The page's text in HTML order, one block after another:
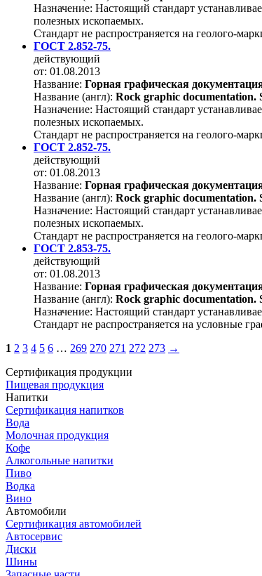
Назначение: Настоящий стандарт
полезных ископаемых.
Стандарт не распространяется на геолого-
ГОСТ 2.852-75.
действующий
от: 01.08.2013
Название: Горная графическая
Название (англ): Rock graphic documentation.
Назначение: Настоящий стандарт
полезных ископаемых.
Стандарт не распространяется на геолого-
ГОСТ 2.852-75.
действующий
от: 01.08.2013
Название: Горная графическая
Название (англ): Rock graphic documentation.
Назначение: Настоящий стандарт
полезных ископаемых.
Стандарт не распространяется на геолого-
ГОСТ 2.853-75.
действующий
от: 01.08.2013
Название: Горная графическая
Название (англ): Rock graphic documentation.
Назначение: Настоящий стандарт
Стандарт не распространяется на условные
1 2 3 4 5 6 … 269 270 271 272 273 →
Сертификация продукции
Пищевая продукция
Напитки
Сертификация напитков
Вода
Молочная продукция
Кофе
Алкогольные напитки
Пиво
Водка
Вино
Автомобили
Сертификация автомобилей
Автосервис
Диски
Шины